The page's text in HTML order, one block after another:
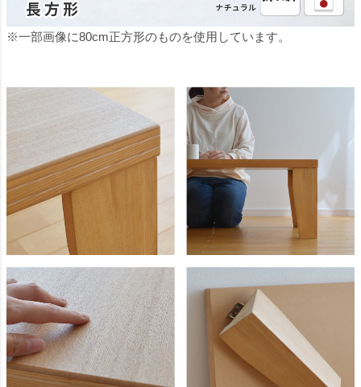
※一部画像に80cm正方形のものを使用しています。